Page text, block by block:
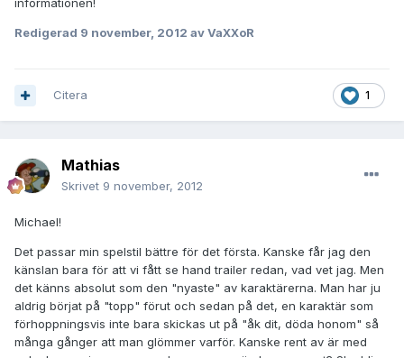
informationen!
Redigerad 9 november, 2012 av VaXXoR
1
Citera
Mathias
Skrivet 9 november, 2012
Michael!
Det passar min spelstil bättre för det första. Kanske får jag den
känslan bara för att vi fått se hand trailer redan, vad vet jag. Men
det känns absolut som den "nyaste" av karaktärerna. Man har ju
aldrig börjat på "topp" förut och sedan på det, en karaktär som
förhoppningsvis inte bara skickas ut på "åk dit, döda honom" så
många gånger att man glömmer varför. Kanske rent av är med